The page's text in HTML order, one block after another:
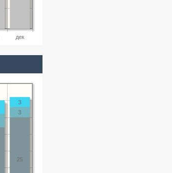
дек
25
3
3